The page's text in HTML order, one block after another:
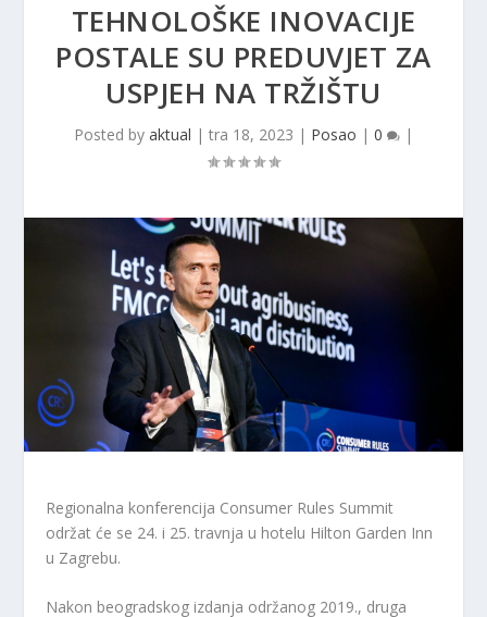
TEHNOLOŠKE INOVACIJE
POSTALE SU PREDUVJET ZA
USPJEH NA TRŽIŠTU
Posted by aktual | tra 18, 2023 | Posao | 0 |
Regionalna konferencija Consumer Rules Summit
održat će se 24. i 25. travnja u hotelu Hilton Garden Inn
u Zagrebu.
Nakon beogradskog izdanja održanog 2019., druga